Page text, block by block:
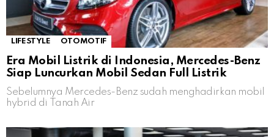
LIFESTYLE OTOMOTIF
Era Mobil Listrik di Indonesia, Mercedes-Benz
Siap Luncurkan Mobil Sedan Full Listrik
Sebelumnya Mercedes-Benz sudah menghadirkan mobil
hybrid di Tanah Air